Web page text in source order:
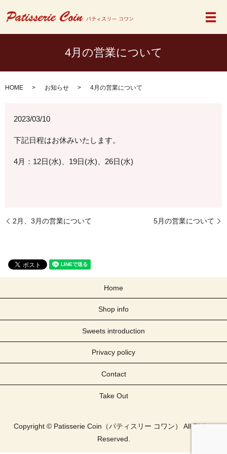
メ
4月の営業について
HOME お知らせ 4月の営業について
2023/03/10
下記日程はお休みいたします。
4月： 12日(水)、19日(水)、26日(水)
2月、3月の営業について 5月の営業について
Home
Shop info
Sweets introduction
Privacy policy
Contact
Take Out
Copyright © Patisserie Coin（パティスリー コワン） All Rights
Reserved.